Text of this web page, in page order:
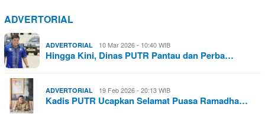
ADVERTORIAL
ADVERTORIAL 10 Mar 2026 - 10:40 WIB
Hingga Kini, Dinas PUTR Pantau dan Perba…
ADVERTORIAL 19 Feb 2026 - 20:13 WIB
Kadis PUTR Ucapkan Selamat Puasa Ramadha…